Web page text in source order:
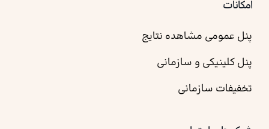
امکانات
پنل عمومی مشاهده نتایج
پنل کلینیکی و سازمانی
تخفیفات سازمانی